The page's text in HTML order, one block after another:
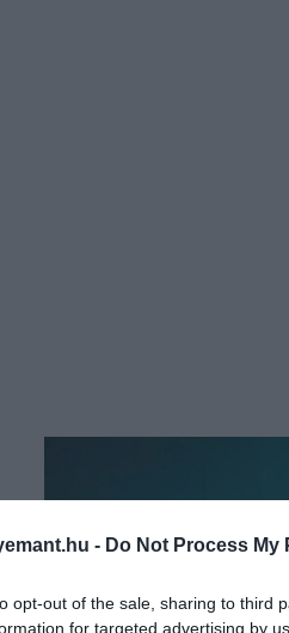
- Do Not Process
opt-out of the sale, sharing to third
for targeted advertising by